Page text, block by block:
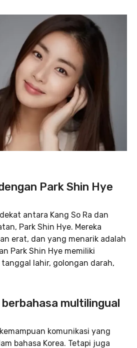
Park Shin Hye
antara Kang So Ra dan
Park Shin Hye. Mereka
erat, dan yang menarik adalah
Park Shin Hye memiliki
lahir, golongan darah,
berbahasa multilingual
komunikasi yang
bahasa Korea. Tetapi juga